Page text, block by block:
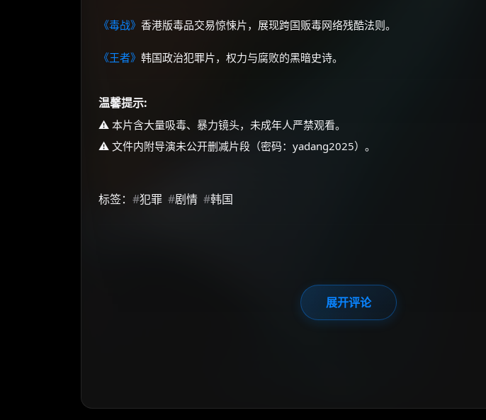
《毒战》 香港版毒品交易惊悚片，展现跨国贩毒网络残酷法则。
《王者》 韩国政治犯罪片，权力与腐败的黑暗史诗。
温馨提示:
⚠️ 本片含大量吸毒、暴力镜头，未成年人严禁观看。
⚠️ 文件内附导演未公开删减片段（密码：yadang2025）。
标签： #犯罪 #剧情 #韩国
展开评论